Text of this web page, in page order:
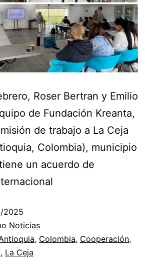
Roser Bertran y Emilio
de Fundación Kreanta,
de trabajo a La Ceja
Colombia), municipio
un acuerdo de
2025
Noticias
, Colombia, Cooperación,
, La Ceja